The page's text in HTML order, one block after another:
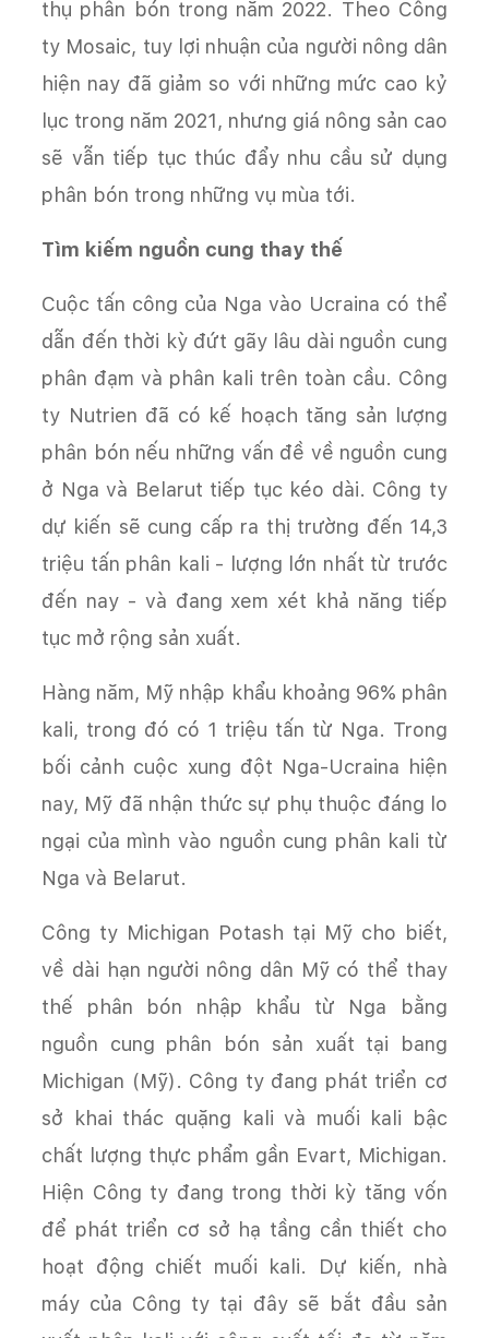
thụ phân bón trong năm 2022. Theo Công
ty Mosaic, tuy lợi nhuận của người nông dân
hiện nay đã giảm so với những mức cao kỷ
lục trong năm 2021, nhưng giá nông sản cao
sẽ vẫn tiếp tục thúc đẩy nhu cầu sử dụng
phân bón trong những vụ mùa tới.
Tìm kiếm nguồn cung thay thế
Cuộc tấn công của Nga vào Ucraina có thể
dẫn đến thời kỳ đứt gãy lâu dài nguồn cung
phân đạm và phân kali trên toàn cầu. Công
ty Nutrien đã có kế hoạch tăng sản lượng
phân bón nếu những vấn đề về nguồn cung
ở Nga và Belarut tiếp tục kéo dài. Công ty
dự kiến sẽ cung cấp ra thị trường đến 14,3
triệu tấn phân kali - lượng lớn nhất từ trước
đến nay - và đang xem xét khả năng tiếp
tục mở rộng sản xuất.
Hàng năm, Mỹ nhập khẩu khoảng 96% phân
kali, trong đó có 1 triệu tấn từ Nga. Trong
bối cảnh cuộc xung đột Nga-Ucraina hiện
nay, Mỹ đã nhận thức sự phụ thuộc đáng lo
ngại của mình vào nguồn cung phân kali từ
Nga và Belarut.
Công ty Michigan Potash tại Mỹ cho biết,
về dài hạn người nông dân Mỹ có thể thay
thế phân bón nhập khẩu từ Nga bằng
nguồn cung phân bón sản xuất tại bang
Michigan (Mỹ). Công ty đang phát triển cơ
sở khai thác quặng kali và muối kali bậc
chất lượng thực phẩm gần Evart, Michigan.
Hiện Công ty đang trong thời kỳ tăng vốn
để phát triển cơ sở hạ tầng cần thiết cho
hoạt động chiết muối kali. Dự kiến, nhà
máy của Công ty tại đây sẽ bắt đầu sản